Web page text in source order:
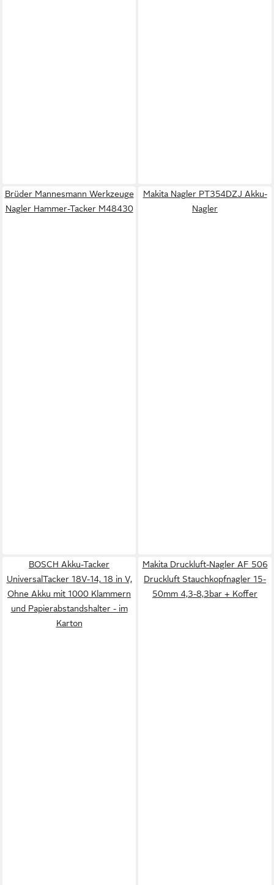
Brüder Mannesmann Werkzeuge
Nagler Hammer-Tacker M48430
Makita Nagler PT354DZJ Akku-
Nagler
BOSCH Akku-Tacker
UniversalTacker 18V-14, 18 in V,
Ohne Akku mit 1000 Klammern
und Papierabstandshalter - im
Karton
Makita Druckluft-Nagler AF 506
Druckluft Stauchkopfnagler 15-
50mm 4,3-8,3bar + Koffer